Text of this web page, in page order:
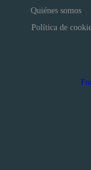
Quiénes somos
Política de